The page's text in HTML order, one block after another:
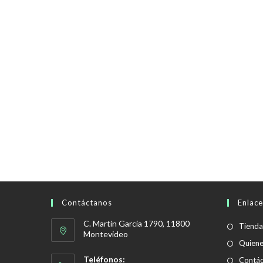
Contáctanos
C. Martín García 1790, 11800
Montevideo
Teléfonos:
Tienda